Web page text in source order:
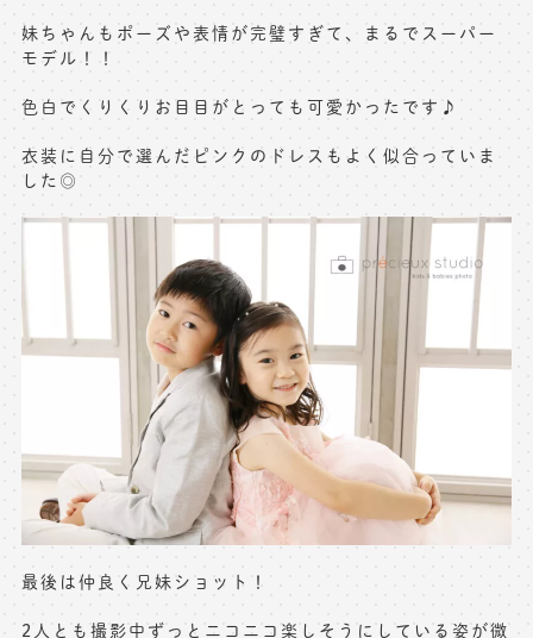
妹ちゃんもポーズや表情が完璧すぎて、まるでスーパー
モデル！！
色白でくりくりお目目がとっても可愛かったです♪
衣装に自分で選んだピンクのドレスもよく似合っていま
した◎
最後は仲良く兄妹ショット！
2人とも撮影中ずっとニコニコ楽しそうにしている姿が微